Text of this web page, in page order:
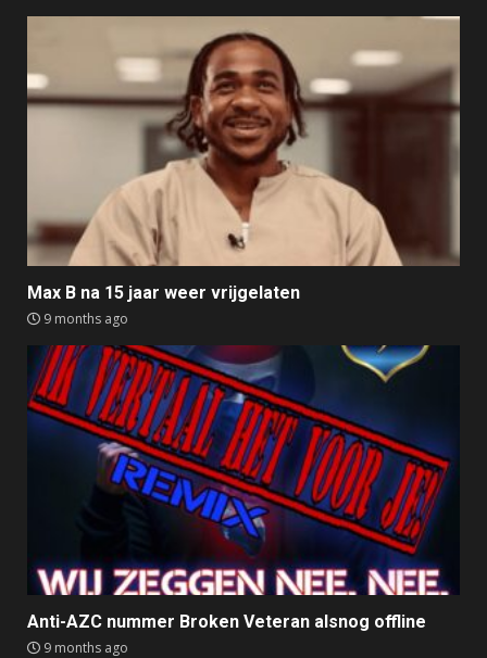
Max B na 15 jaar weer vrijgelaten
9 months ago
Anti-AZC nummer Broken Veteran alsnog offline
9 months ago